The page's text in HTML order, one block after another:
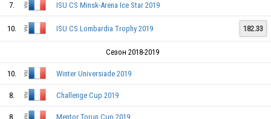
FRA
7. ISU CS Minsk-Arena Ice Star 2019
10. ISU CS Lombardia Trophy 2019 182.33
Сезон 2018-2019
10. Winter Universiade 2019
8. Challenge Cup 2019
8. Mentor Torun Cup 2019